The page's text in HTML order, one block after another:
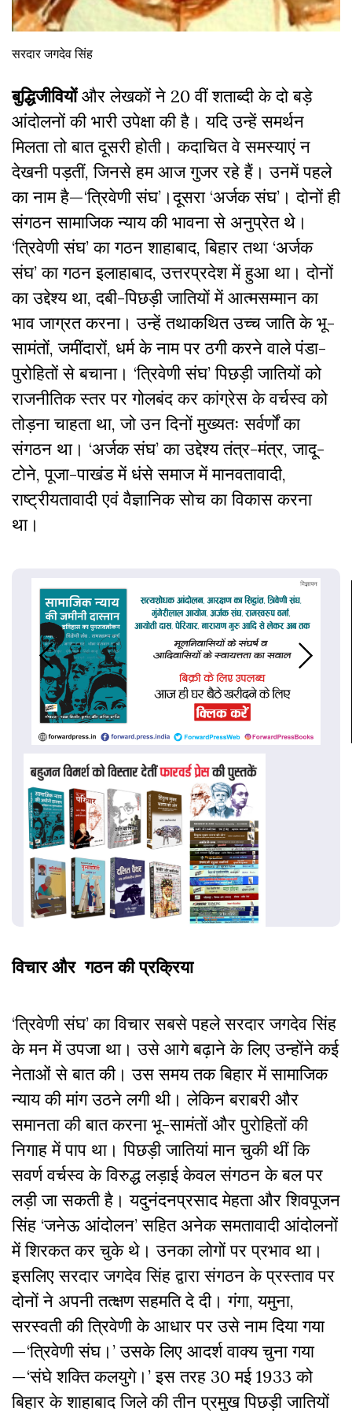
सरदार जगदेव सिंह
बुद्धिजीवियोंऔर लेखकों ने 20 वीं शताब्दी के दो बड़े
आंदोलनों की भारी उपेक्षा की है। यदि उन्हें समर्थन
मिलता तो बात दूसरी होती। कदाचित वे समस्याएं न
देखनी पड़तीं, जिनसे हम आज गुजर रहे हैं। उनमें पहले
का नाम है—‘त्रिवेणी संघ’।दूसरा ‘अर्जक संघ’। दोनों ही
संगठन सामाजिक न्याय की भावना से अनुप्रेत थे।
‘त्रिवेणी संघ’ का गठन शाहाबाद, बिहार तथा ‘अर्जक
संघ’ का गठन इलाहाबाद, उत्तरप्रदेश में हुआ था। दोनों
का उद्देश्य था, दबी-पिछड़ी जातियों में आत्मसम्मान का
भाव जाग्रत करना। उन्हें तथाकथित उच्च जाति के भू-
सामंतों, जमींदारों, धर्म के नाम पर ठगी करने वाले पंडा-
पुरोहितों से बचाना। ‘त्रिवेणी संघ’ पिछड़ी जातियों को
राजनीतिक स्तर पर गोलबंद कर कांग्रेस के वर्चस्व को
तोड़ना चाहता था, जो उन दिनों मुख्यतः सर्वर्णों का
संगठन था। ‘अर्जक संघ’ का उद्देश्य तंत्र-मंत्र, जादू-
टोने, पूजा-पाखंड में धंसे समाज में मानवतावादी,
राष्ट्रीयतावादी एवं वैज्ञानिक सोच का विकास करना
था।
विचार और गठन की प्रक्रिया
‘त्रिवेणी संघ’ का विचार सबसे पहले सरदार जगदेव सिंह
के मन में उपजा था। उसे आगे बढ़ाने के लिए उन्होंने कई
नेताओं से बात की। उस समय तक बिहार में सामाजिक
न्याय की मांग उठने लगी थी। लेकिन बराबरी और
समानता की बात करना भू-सामंतों और पुरोहितों की
निगाह में पाप था। पिछड़ी जातियां मान चुकी थीं कि
सवर्ण वर्चस्व के विरुद्ध लड़ाई केवल संगठन के बल पर
लड़ी जा सकती है। यदुनंदनप्रसाद मेहता और शिवपूजन
सिंह ‘जनेऊ आंदोलन’ सहित अनेक समतावादी आंदोलनों
में शिरकत कर चुके थे। उनका लोगों पर प्रभाव था।
इसलिए सरदार जगदेव सिंह द्वारा संगठन के प्रस्ताव पर
दोनों ने अपनी तत्क्षण सहमति दे दी। गंगा, यमुना,
सरस्वती की त्रिवेणी के आधार पर उसे नाम दिया गया
—‘त्रिवेणी संघ।’ उसके लिए आदर्श वाक्य चुना गया
—‘संघे शक्ति कलयुगे।’ इस तरह 30 मई 1933 को
बिहार के शाहाबाद जिले की तीन प्रमुख पिछड़ी जातियों